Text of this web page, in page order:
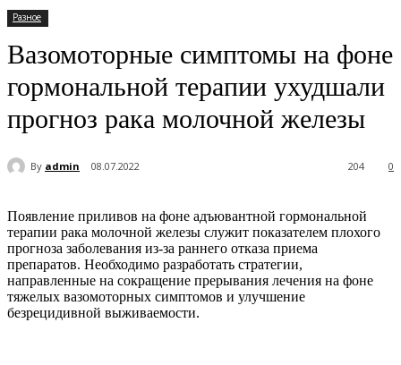
Разное
Вазомоторные симптомы на фоне
гормональной терапии ухудшали
прогноз рака молочной железы
By admin 08.07.2022 0
204
Появление приливов на фоне адъювантной гормональной
терапии рака молочной железы служит показателем плохого
прогноза заболевания из-за раннего отказа приема
препаратов. Необходимо разработать стратегии,
направленные на сокращение прерывания лечения на фоне
тяжелых вазомоторных симптомов и улучшение
безрецидивной выживаемости.